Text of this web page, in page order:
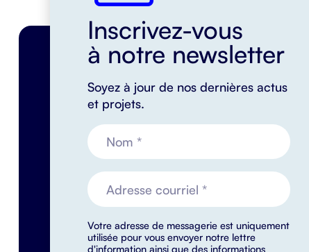
Inscrivez-vous
à notre newsletter
Soyez à jour de nos dernières actus
et projets.
Votre adresse de messagerie est uniquement
utilisée pour vous envoyer notre lettre
d'information ainsi que des informations